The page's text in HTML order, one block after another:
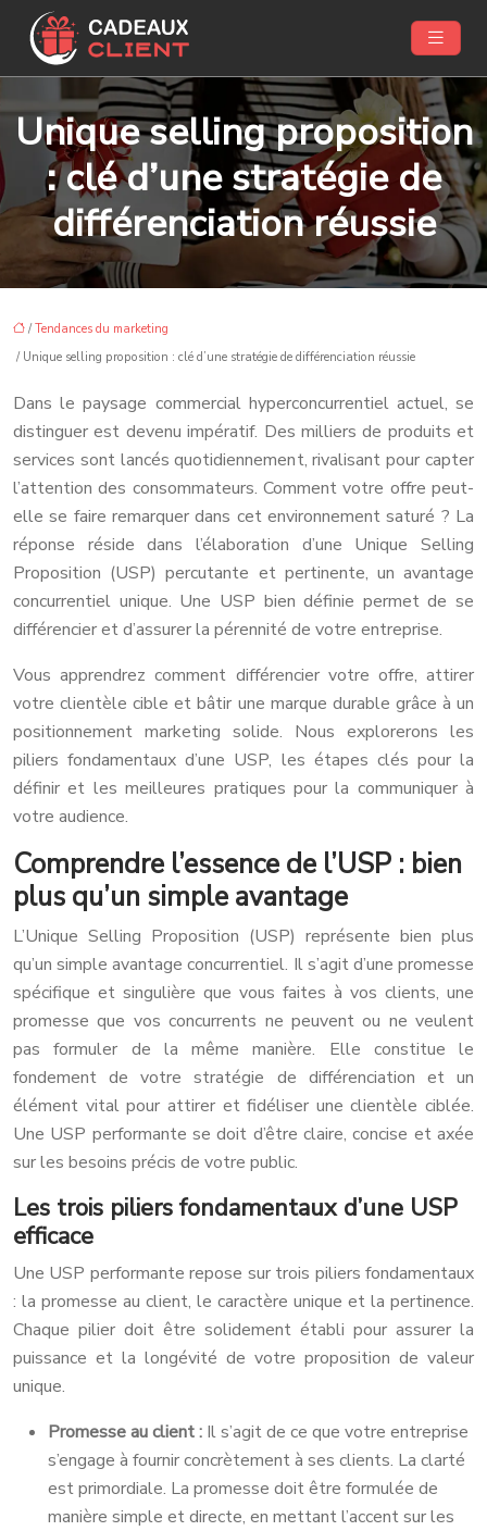
Unique selling proposition
: clé d’une stratégie de
différenciation réussie
/Tendances du marketing
/ Unique selling proposition : clé d’une stratégie de différenciation réussie
Dans le paysage commercial hyperconcurrentiel actuel, se
distinguer est devenu impératif. Des milliers de produits et
services sont lancés quotidiennement, rivalisant pour capter
l’attention des consommateurs. Comment votre offre peut-
elle se faire remarquer dans cet environnement saturé ? La
réponse réside dans l’élaboration d’une Unique Selling
Proposition (USP) percutante et pertinente, un avantage
concurrentiel unique. Une USP bien définie permet de se
différencier et d’assurer la pérennité de votre entreprise.
Vous apprendrez comment différencier votre offre, attirer
votre clientèle cible et bâtir une marque durable grâce à un
positionnement marketing solide. Nous explorerons les
piliers fondamentaux d’une USP, les étapes clés pour la
définir et les meilleures pratiques pour la communiquer à
votre audience.
Comprendre l’essence de l’USP : bien
plus qu’un simple avantage
L’Unique Selling Proposition (USP) représente bien plus
qu’un simple avantage concurrentiel. Il s’agit d’une promesse
spécifique et singulière que vous faites à vos clients, une
promesse que vos concurrents ne peuvent ou ne veulent
pas formuler de la même manière. Elle constitue le
fondement de votre stratégie de différenciation et un
élément vital pour attirer et fidéliser une clientèle ciblée.
Une USP performante se doit d’être claire, concise et axée
sur les besoins précis de votre public.
Les trois piliers fondamentaux d’une USP
efficace
Une USP performante repose sur trois piliers fondamentaux
: la promesse au client, le caractère unique et la pertinence.
Chaque pilier doit être solidement établi pour assurer la
puissance et la longévité de votre proposition de valeur
unique.
Promesse au client : Il s’agit de ce que votre entreprise
s’engage à fournir concrètement à ses clients. La clarté
est primordiale. La promesse doit être formulée de
manière simple et directe, en mettant l’accent sur les